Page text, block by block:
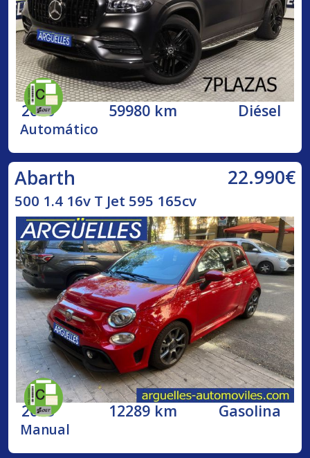
2020 59980 km Diésel
Automático
Abarth 22.990€
500 1.4 16v T Jet 595 165cv
2023 12289 km Gasolina
Manual